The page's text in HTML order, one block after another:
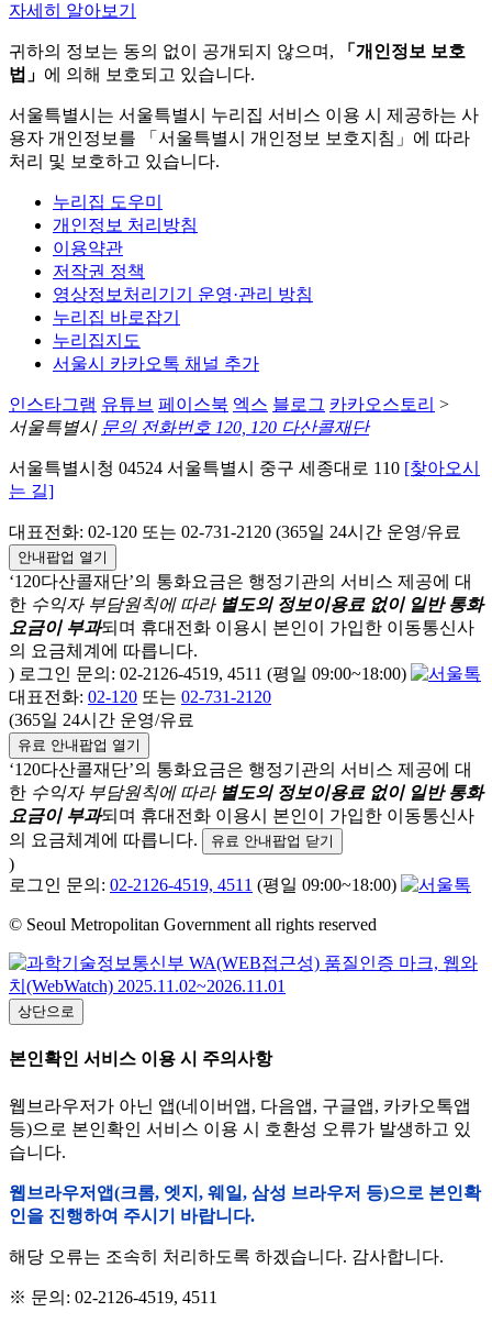
자세히 알아보기
귀하의 정보는 동의 없이 공개되지 않으며,
「개인정보 보호
법」 에 의해 보호되고 있습니다.
서울특별시는 서울특별시 누리집 서비스 이용 시 제공하는 사
용자 개인정보를 「서울특별시 개인정보 보호지침」에 따라
처리 및 보호하고 있습니다.
누리집 도우미
개인정보 처리방침
이용약관
저작권 정책
영상정보처리기기 운영·관리 방침
누리집 바로잡기
누리집지도
서울시 카카오톡 채널 추가
인스타그램 유튜브 페이스북 엑스 블로그 카카오스토리 >
서울특별시 문의 전화번호 120, 120 다산콜재단
서울특별시청 04524 서울특별시 중구 세종대로 110 [찾아오시
는 길]
대표전화: 02-120 또는 02-731-2120 (365일 24시간 운영/유료
안내팝업 열기
‘120다산콜재단’의 통화요금은 행정기관의 서비스 제공에 대
한 수익자 부담원칙에 따라 별도의 정보이용료 없이 일반 통화
요금이 부과되며 휴대전화 이용시 본인이 가입한 이동통신사
의 요금체계에 따릅니다.
) 로그인 문의: 02-2126-4519, 4511 (평일 09:00~18:00)
대표전화: 02-120 또는 02-731-2120
(365일 24시간 운영/유료
유료 안내팝업 열기
‘120다산콜재단’의 통화요금은 행정기관의 서비스 제공에 대
한 수익자 부담원칙에 따라 별도의 정보이용료 없이 일반 통화
요금이 부과되며 휴대전화 이용시 본인이 가입한 이동통신사
의 요금체계에 따릅니다.
유료 안내팝업 닫기
)
로그인 문의: 02-2126-4519, 4511 (평일 09:00~18:00)
© Seoul Metropolitan Government all rights reserved
상단으로
본인확인 서비스 이용 시 주의사항
웹브라우저가 아닌 앱(네이버앱, 다음앱, 구글앱, 카카오톡앱
등)으로 본인확인 서비스 이용 시 호환성 오류가 발생하고 있
습니다.
웹브라우저앱(크롬, 엣지, 웨일, 삼성 브라우저 등)으로 본인확
인을 진행하여 주시기 바랍니다.
해당 오류는 조속히 처리하도록 하겠습니다. 감사합니다.
※ 문의: 02-2126-4519, 4511